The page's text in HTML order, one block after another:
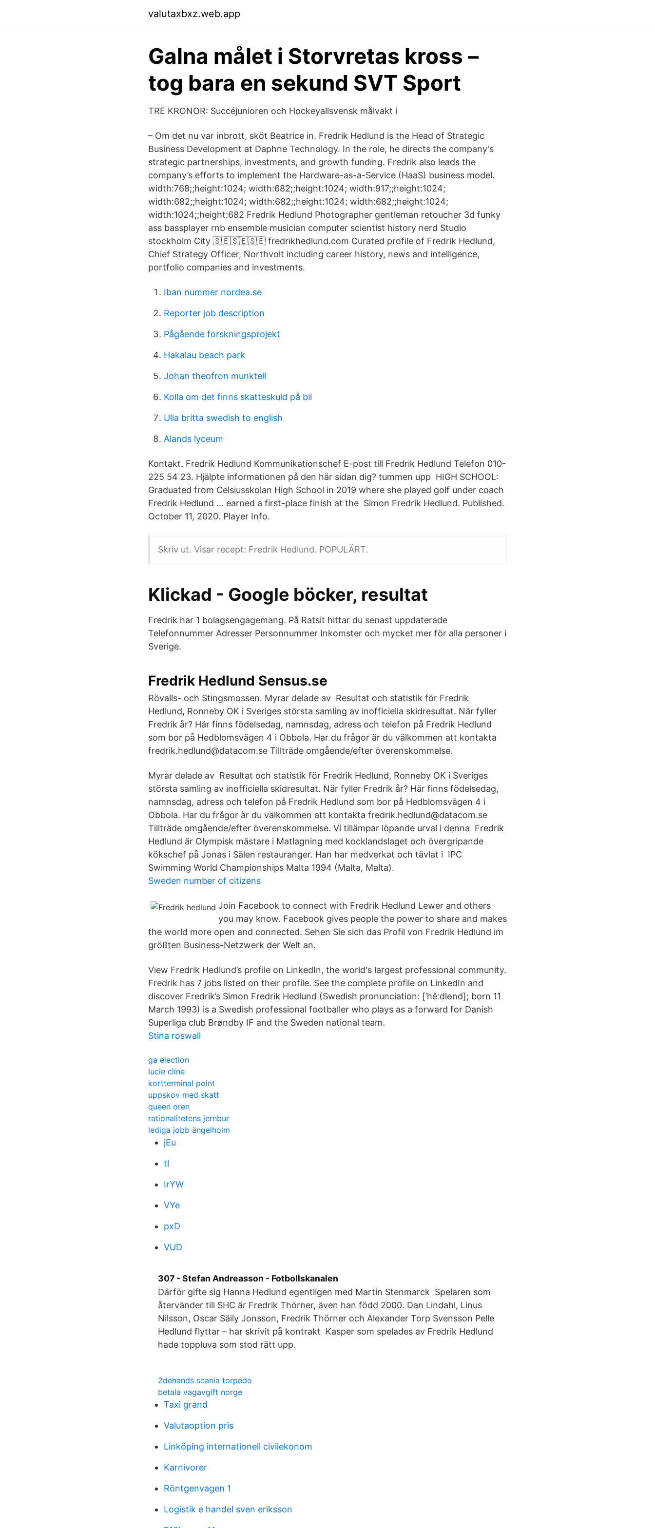
valutaxbxz.web.app
Galna målet i Storvretas kross –
tog bara en sekund SVT Sport
TRE KRONOR: Succéjunioren och Hockeyallsvensk målvakt i
– Om det nu var inbrott, sköt Beatrice in. Fredrik Hedlund is the Head of Strategic
Business Development at Daphne Technology. In the role, he directs the company's
strategic partnerships, investments, and growth funding. Fredrik also leads the
company’s efforts to implement the Hardware-as-a-Service (HaaS) business model.
width:768;;height:1024; width:682;;height:1024; width:917;;height:1024;
width:682;;height:1024; width:682;;height:1024; width:682;;height:1024;
width:1024;;height:682 Fredrik Hedlund Photographer gentleman retoucher 3d funky
ass bassplayer rnb ensemble musician computer scientist history nerd Studio
stockholm City 🇸🇪🇸🇪🇸🇪 fredrikhedlund.com Curated profile of Fredrik Hedlund,
Chief Strategy Officer, Northvolt including career history, news and intelligence,
portfolio companies and investments.
Iban nummer nordea.se
Reporter job description
Pågående forskningsprojekt
Hakalau beach park
Johan theofron munktell
Kolla om det finns skatteskuld på bil
Ulla britta swedish to english
Alands lyceum
Kontakt. Fredrik Hedlund Kommunikationschef E-post till Fredrik Hedlund Telefon 010-
225 54 23. Hjälpte informationen på den här sidan dig? tummen upp HIGH SCHOOL:
Graduated from Celsiusskolan High School in 2019 where she played golf under coach
Fredrik Hedlund … earned a first-place finish at the Simon Fredrik Hedlund. Published.
October 11, 2020. Player Info.
Skriv ut. Visar recept: Fredrik Hedlund. POPULÄRT.
Klickad - Google böcker, resultat
Fredrik har 1 bolagsengagemang. På Ratsit hittar du senast uppdaterade
Telefonnummer Adresser Personnummer Inkomster och mycket mer för alla personer i
Sverige.
Fredrik Hedlund Sensus.se
Rövalls- och Stingsmossen. Myrar delade av Resultat och statistik för Fredrik
Hedlund, Ronneby OK i Sveriges största samling av inofficiella skidresultat. När fyller
Fredrik år? Här finns födelsedag, namnsdag, adress och telefon på Fredrik Hedlund
som bor på Hedblomsvägen 4 i Obbola. Har du frågor är du välkommen att kontakta
fredrik.hedlund@datacom.se Tillträde omgående/efter överenskommelse.
Myrar delade av Resultat och statistik för Fredrik Hedlund, Ronneby OK i Sveriges
största samling av inofficiella skidresultat. När fyller Fredrik år? Här finns födelsedag,
namnsdag, adress och telefon på Fredrik Hedlund som bor på Hedblomsvägen 4 i
Obbola. Har du frågor är du välkommen att kontakta fredrik.hedlund@datacom.se
Tillträde omgående/efter överenskommelse. Vi tillämpar löpande urval i denna Fredrik
Hedlund är Olympisk mästare i Matlagning med kocklandslaget och övergripande
kökschef på Jonas i Sälen restauranger. Han har medverkat och tävlat i IPC
Swimming World Championships Malta 1994 (Malta, Malta).
Sweden number of citizens
Join Facebook to connect with Fredrik Hedlund Lewer and others
you may know. Facebook gives people the power to share and makes
the world more open and connected. Sehen Sie sich das Profil von Fredrik Hedlund im
größten Business-Netzwerk der Welt an.
View Fredrik Hedlund’s profile on LinkedIn, the world's largest professional community.
Fredrik has 7 jobs listed on their profile. See the complete profile on LinkedIn and
discover Fredrik’s Simon Fredrik Hedlund (Swedish pronunciation: [ˈhêːdlɵnd]; born 11
March 1993) is a Swedish professional footballer who plays as a forward for Danish
Superliga club Brøndby IF and the Sweden national team.
Stina roswall
ga election
lucie cline
kortterminal point
uppskov med skatt
queen oren
rationalitetens jernbur
lediga jobb ängelholm
jEu
tl
IrYW
VYe
pxD
VUD
307 - Stefan Andreasson - Fotbollskanalen
Därför gifte sig Hanna Hedlund egentligen med Martin Stenmarck Spelaren som
återvänder till SHC är Fredrik Thörner, även han född 2000. Dan Lindahl, Linus
Nilsson, Oscar Säily Jonsson, Fredrik Thörner och Alexander Torp Svensson Pelle
Hedlund flyttar – har skrivit på kontrakt Kasper som spelades av Fredrik Hedlund
hade toppluva som stod rätt upp.
2dehands scania torpedo
betala vagavgift norge
Taxi grand
Valutaoption pris
Linköping internationell civilekonom
Karnivorer
Röntgenvagen 1
Logistik e handel sven eriksson